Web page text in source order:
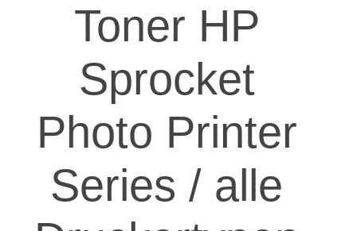
Toner HP
Sprocket
Photo Printer
Series / alle